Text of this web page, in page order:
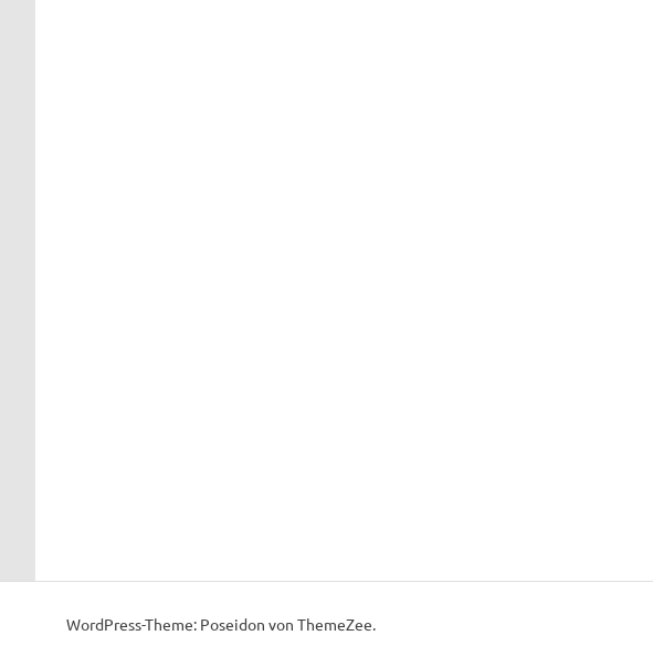
WordPress-Theme: Poseidon von ThemeZee.